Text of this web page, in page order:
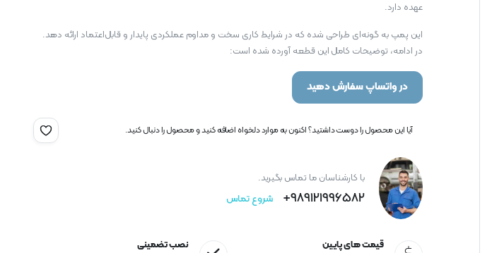
عهده دارد.
این پمپ به گونه‌ای طراحی شده که در شرایط کاری سخت و مداوم عملکردی پایدار و قابل‌اعتماد ارائه دهد.
در ادامه، توضیحات کامل این قطعه آورده شده است:
در واتساپ سفارش دهید
آیا این محصول را دوست داشتید؟ اکنون به موارد دلخواه اضافه کنید و محصول را دنبال کنید.
با کارشناسان ما تماس بگیرید.
989121996582+ شروع تماس
قیمت های پایین نصب تضمینی